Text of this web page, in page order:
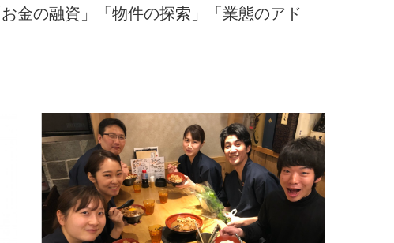
金の融資」「物件の探索」「業態のアド